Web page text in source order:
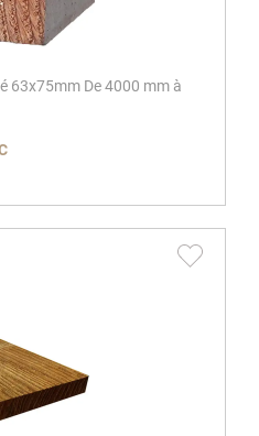
63x75mm De 4000 mm à